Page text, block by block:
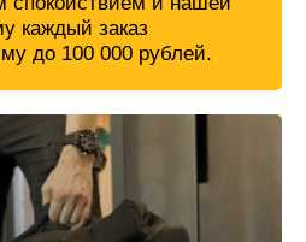
каждый заказ
до 100 000 рублей.